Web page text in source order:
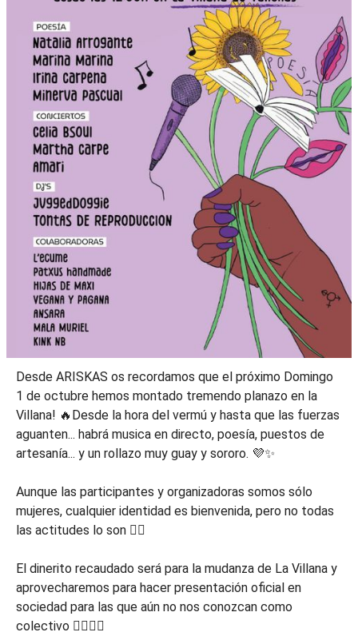
Desde ARISKAS os recordamos que el próximo Domingo
1 de octubre hemos montado tremendo planazo en la
Villana! 🔥Desde la hora del vermú y hasta que las fuerzas
aguanten... habrá musica en directo, poesía, puestos de
artesanía... y un rollazo muy guay y sororo. 💜✨
Aunque las participantes y organizadoras somos sólo
mujeres, cualquier identidad es bienvenida, pero no todas
las actitudes lo son 🏳️‍🌈
El dinerito recaudado será para la mudanza de La Villana y
aprovecharemos para hacer presentación oficial en
sociedad para las que aún no nos conozcan como
colectivo ❤‍🔥❤‍🔥